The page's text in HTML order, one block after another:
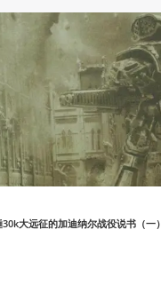
大远征的加迪纳尔战役说书（一）